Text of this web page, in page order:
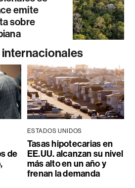
emite
sobre
de
ESTADOS UNIDOS
Tasas hipotecarias en
EE.UU. alcanzan su nivel
más alto en un año y
frenan la demanda